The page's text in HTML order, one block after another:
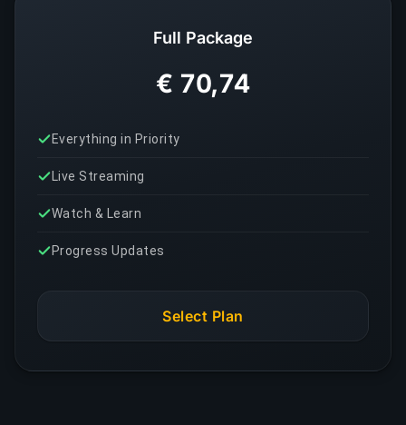
Full Package
€ 70,74
Everything in Priority
Live Streaming
Watch & Learn
Progress Updates
Select Plan